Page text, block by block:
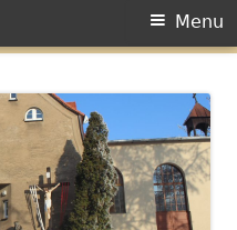
w Głogowie
Menu